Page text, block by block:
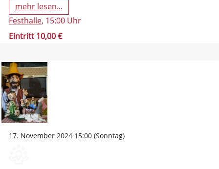
mehr lesen...
Festhalle, 15:00 Uhr
Eintritt 10,00 €
17. November 2024 15:00 (Sonntag)